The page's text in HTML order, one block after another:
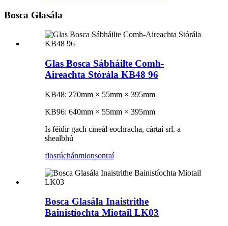
Bosca Glasála
Glas Bosca Sábháilte Comh-
Aireachta Stórála KB48 96
KB48: 270mm × 55mm × 395mm
KB96: 640mm × 55mm × 395mm
Is féidir gach cineál eochracha, cártaí srl. a
shealbhú
fiosrúchánmionsonraí
Bosca Glasála Inaistrithe
Bainistíochta Miotail LK03